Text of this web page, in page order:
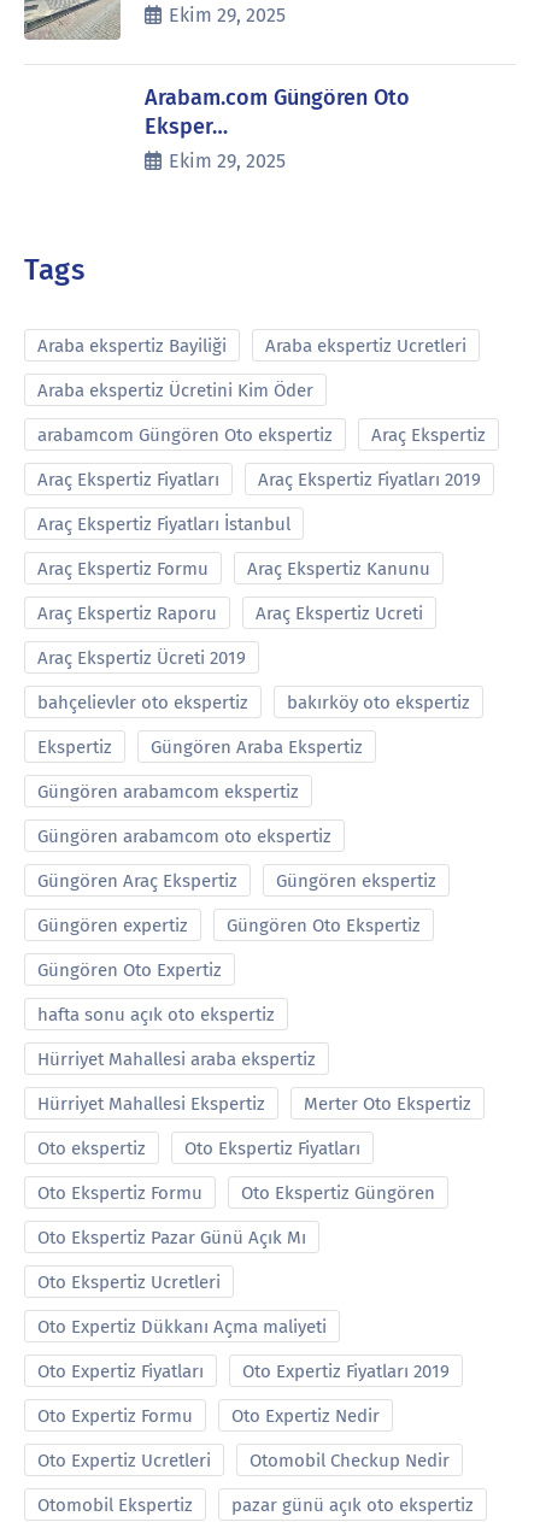
Ekim 29, 2025
Arabam.com Güngören Oto
Eksper…
Ekim 29, 2025
Tags
Araba ekspertiz Bayiliği Araba ekspertiz Ucretleri
Araba ekspertiz Ücretini Kim Öder
arabamcom Güngören Oto ekspertiz Araç Ekspertiz
Araç Ekspertiz Fiyatları Araç Ekspertiz Fiyatları 2019
Araç Ekspertiz Fiyatları İstanbul
Araç Ekspertiz Formu Araç Ekspertiz Kanunu
Araç Ekspertiz Raporu Araç Ekspertiz Ucreti
Araç Ekspertiz Ücreti 2019
bahçelievler oto ekspertiz bakırköy oto ekspertiz
Ekspertiz Güngören Araba Ekspertiz
Güngören arabamcom ekspertiz
Güngören arabamcom oto ekspertiz
Güngören Araç Ekspertiz Güngören ekspertiz
Güngören expertiz Güngören Oto Ekspertiz
Güngören Oto Expertiz
hafta sonu açık oto ekspertiz
Hürriyet Mahallesi araba ekspertiz
Hürriyet Mahallesi Ekspertiz Merter Oto Ekspertiz
Oto ekspertiz Oto Ekspertiz Fiyatları
Oto Ekspertiz Formu Oto Ekspertiz Güngören
Oto Ekspertiz Pazar Günü Açık Mı
Oto Ekspertiz Ucretleri
Oto Expertiz Dükkanı Açma maliyeti
Oto Expertiz Fiyatları Oto Expertiz Fiyatları 2019
Oto Expertiz Formu Oto Expertiz Nedir
Oto Expertiz Ucretleri Otomobil Checkup Nedir
Otomobil Ekspertiz pazar günü açık oto ekspertiz